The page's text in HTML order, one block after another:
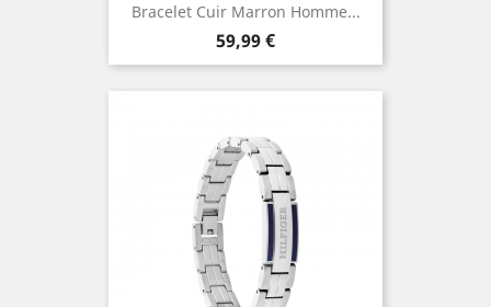
Bracelet Cuir Marron Homme...
Prix
59,99 €